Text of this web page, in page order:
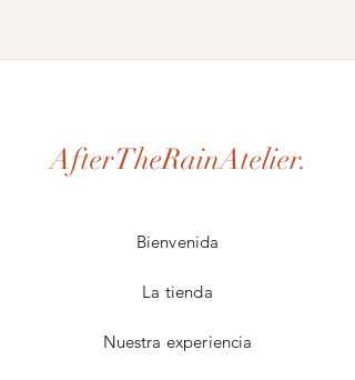
AfterTheRainAtelier.
Bienvenida
La tienda
Nuestra experiencia